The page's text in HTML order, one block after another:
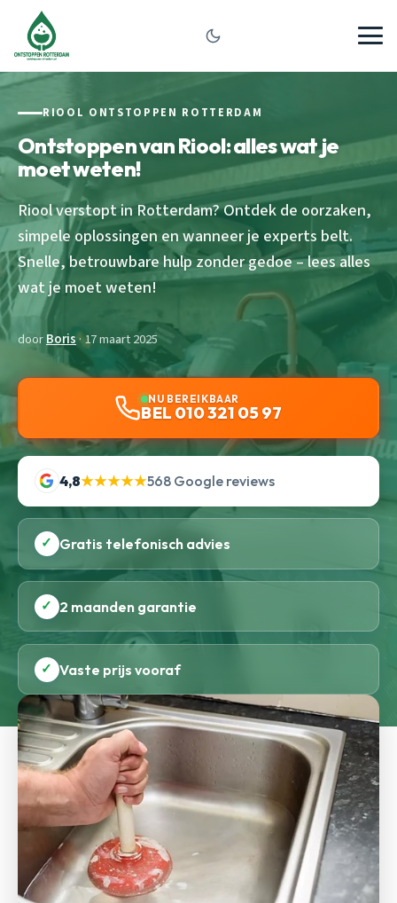
RIOOL ONTSTOPPEN ROTTERDAM
Ontstoppen van Riool: alles wat je
moet weten!
Riool verstopt in Rotterdam? Ontdek de oorzaken,
simpele oplossingen en wanneer je experts belt.
Snelle, betrouwbare hulp zonder gedoe – lees alles
wat je moet weten!
doorBoris· 17 maart 2025
NU BEREIKBAAR
BEL 010 321 05 97
4,8★★★★★568 Google reviews
✓ Gratis telefonisch advies
✓ 2 maanden garantie
✓ Vaste prijs vooraf